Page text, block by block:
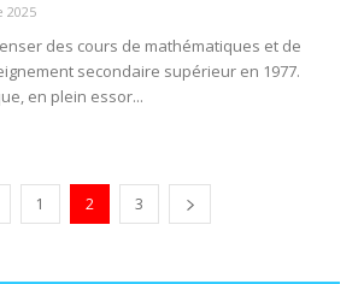
2025
des cours de mathématiques et de
secondaire supérieur en 1977.
en plein essor...
1 2 3